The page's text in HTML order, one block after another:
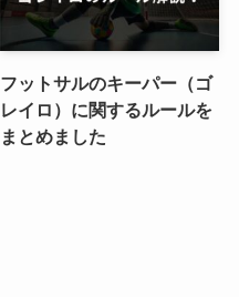
フットサルのキーパー（ゴ
レイロ）に関するルールを
まとめました